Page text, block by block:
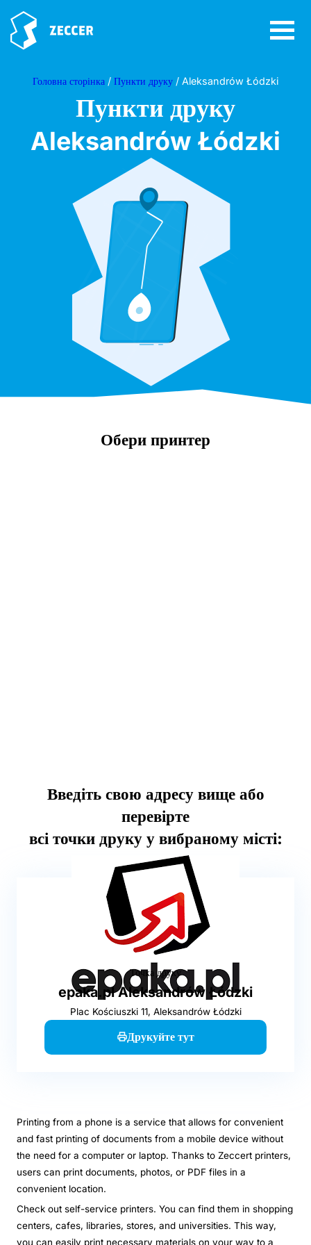
Головна сторінка / Пункти друку / Aleksandrów Łódzki
Пункти друку
Aleksandrów Łódzki
Обери принтер
Введіть свою адресу вище або
перевірте
всі точки друку у вибраному місті:
Точка друку
epaka.pl Aleksandrów Łódzki
Plac Kościuszki 11, Aleksandrów Łódzki
Друкуйте тут
Printing from a phone is a service that allows for convenient
and fast printing of documents from a mobile device without
the need for a computer or laptop. Thanks to Zeccert printers,
users can print documents, photos, or PDF files in a
convenient location.
Check out self-service printers. You can find them in shopping
centers, cafes, libraries, stores, and universities. This way,
you can easily print necessary materials on your way to a